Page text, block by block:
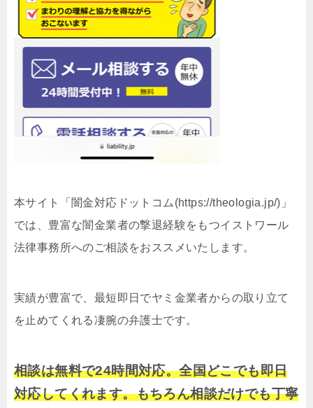
本サイト「闇金対応ドットコム(https://theologia.jp/)」
では、豊富な闇金業者の撃退経験をもつイストワール
法律事務所へのご相談をおススメいたします。
実績が豊富で、最短即日でヤミ金業者からの取り立て
を止めてくれる凄腕の弁護士です。
相談は無料で24時間対応。全国どこでも即日
対応してくれます。もちろん相談だけでも丁寧